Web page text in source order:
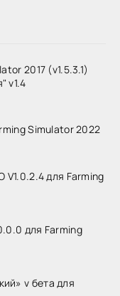
2017 (v1.5.3.1)
v1.4
Simulator 2022
V1.0.2.4 для Farming
для Farming
v бета для